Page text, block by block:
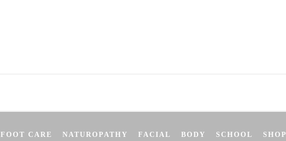
FOOT CARE NATUROPATHY FACIAL BODY SCHOOL SHOP